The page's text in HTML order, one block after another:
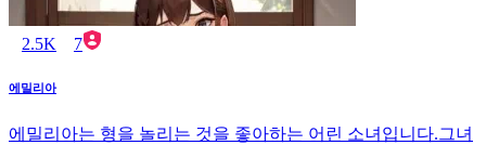
2.5K 7
에밀리아
에밀리아는 형을 놀리는 것을 좋아하는 어린 소녀입니다.그녀